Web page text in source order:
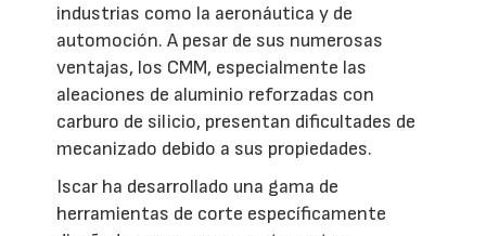
industrias como la aeronáutica y de
automoción. A pesar de sus numerosas
ventajas, los CMM, especialmente las
aleaciones de aluminio reforzadas con
carburo de silicio, presentan dificultades de
mecanizado debido a sus propiedades.
Iscar ha desarrollado una gama de
herramientas de corte específicamente